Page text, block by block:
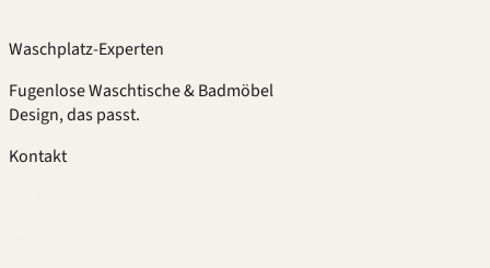
Waschplatz-Experten
Fugenlose Waschtische & Badmöbel
Design, das passt.
Kontakt